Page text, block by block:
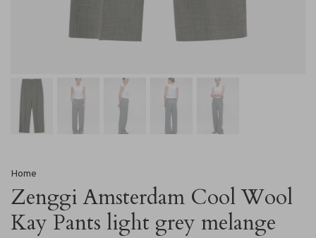
Home
Zenggi Amsterdam Cool Wool
Kay Pants light grey melange